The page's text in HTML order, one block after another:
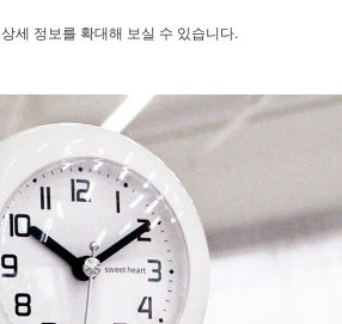
상세 정보를 확대해 보실 수 있습니다.